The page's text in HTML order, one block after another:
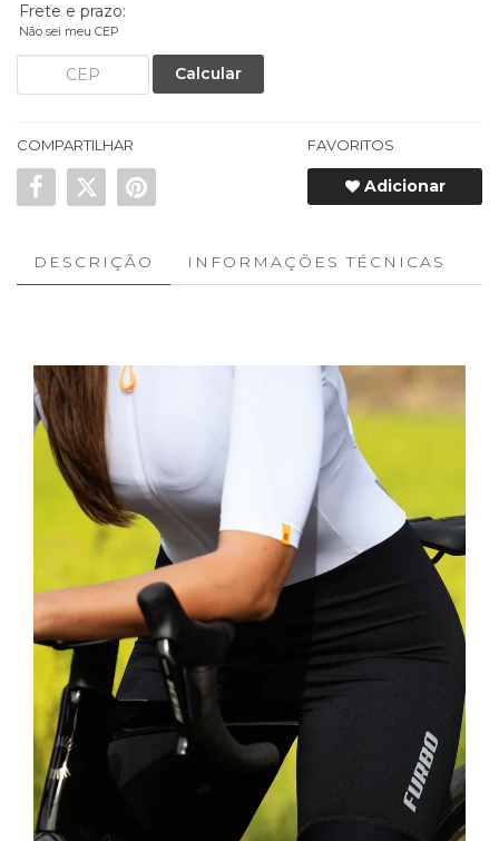
Frete e prazo:
Não sei meu CEP
Calcular
COMPARTILHAR FAVORITOS
Adicionar
DESCRIÇÃO INFORMAÇÕES TÉCNICAS